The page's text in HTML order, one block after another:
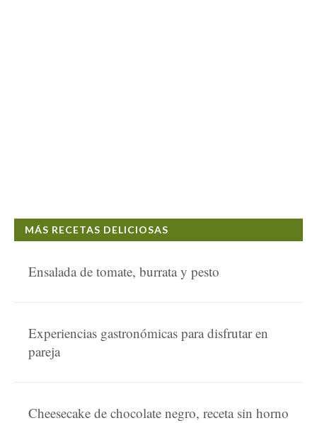
MÁS RECETAS DELICIOSAS
Ensalada de tomate, burrata y pesto
Experiencias gastronómicas para disfrutar en
pareja
Cheesecake de chocolate negro, receta sin horno